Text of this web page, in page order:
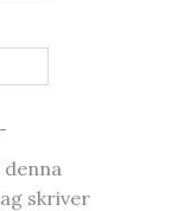
skriver